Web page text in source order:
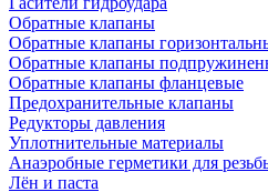
Обратные клапаны
Обратные клапаны
Обратные клапаны
Обратные клапаны фланцевые
Предохранительные клапаны
Редукторы давления
Уплотнительные материалы
Анаэробные герметики для
Лён и паста